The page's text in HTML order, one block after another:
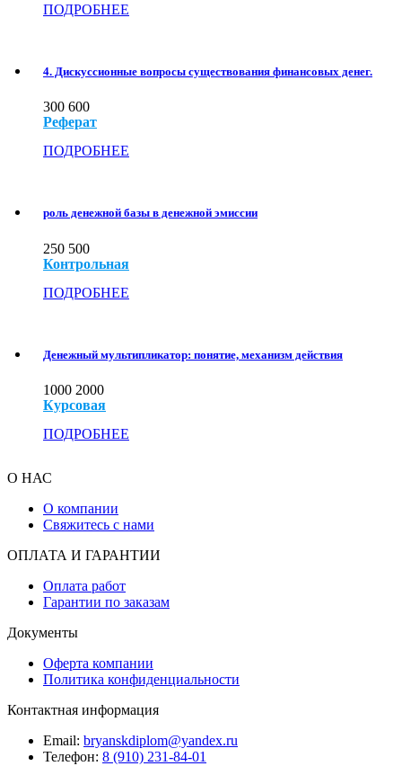
ПОДРОБНЕЕ
4. Дискуссионные вопросы существования финансовых денег.
300 600
Реферат
ПОДРОБНЕЕ
роль денежной базы в денежной эмиссии
250 500
Контрольная
ПОДРОБНЕЕ
Денежный мультипликатор: понятие, механизм действия
1000 2000
Курсовая
ПОДРОБНЕЕ
О НАС
О компании
Свяжитесь с нами
ОПЛАТА И ГАРАНТИИ
Оплата работ
Гарантии по заказам
Документы
Оферта компании
Политика конфиденциальности
Контактная информация
Email: bryanskdiplom@yandex.ru
Телефон: 8 (910) 231-84-01